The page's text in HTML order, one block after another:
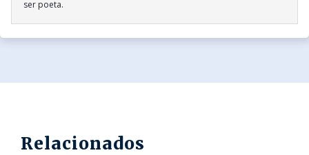
ser poeta.
Relacionados